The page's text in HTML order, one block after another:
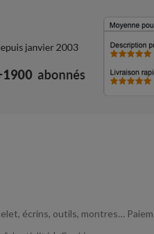
écrins, outils, montres…